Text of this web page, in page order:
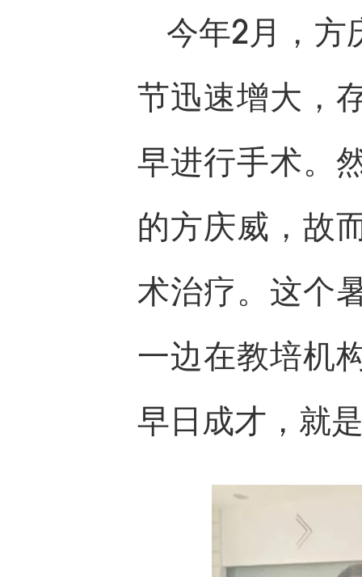
今年2月，方
节迅速增大，
早进行手术。
的方庆威，故
术治疗。这个
一边在教培机
早日成才，就